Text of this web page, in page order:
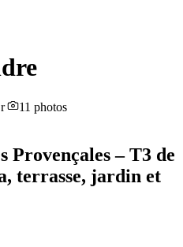
11 photos
Provençales – T3 de
terrasse, jardin et